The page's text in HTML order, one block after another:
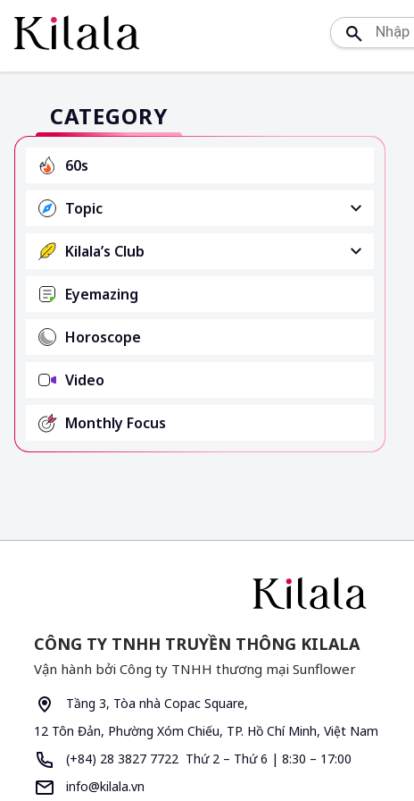
CATEGORY
60s
Topic
Kilala’s Club
Eyemazing
Horoscope
Video
Monthly Focus
CÔNG TY TNHH TRUYỀN THÔNG KILALA
Vận hành bởi Công ty TNHH thương mại Sunflower
Tầng 3, Tòa nhà Copac Square,
12 Tôn Đản, Phường Xóm Chiếu, TP. Hồ Chí Minh, Việt Nam
(+84) 28 3827 7722 Thứ 2 – Thứ 6 | 8:30 – 17:00
info@kilala.vn